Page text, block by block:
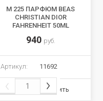
M 225 ПАРФЮМ BEAS
CHRISTIAN DIOR
FAHRENHEIT 50ML
940 руб.
Артикул: 11692
Сравнить